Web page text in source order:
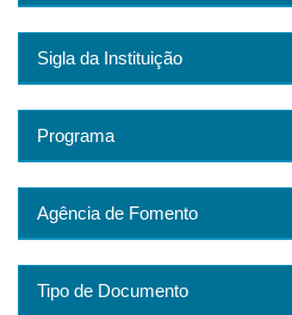
Sigla da Instituição
Programa
Agência de Fomento
Tipo de Documento